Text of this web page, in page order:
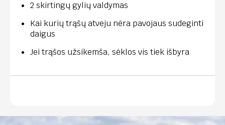
2 skirtingų gylių valdymas
Kai kurių trąšų atveju nėra pavojaus sudeginti
daigus
Jei trąšos užsikemša, sėklos vis tiek išbyra